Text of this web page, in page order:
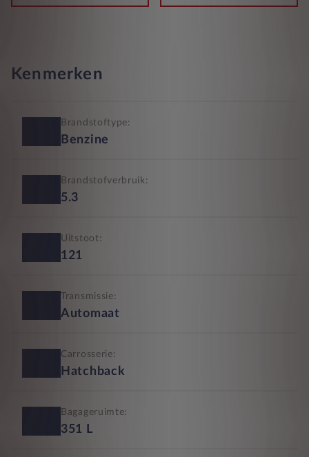
Kenmerken
Brandstoftype:
Benzine
Brandstofverbruik:
5.3
Uitstoot:
121
Transmissie:
Automaat
Carrosserie:
Hatchback
Bagageruimte:
351 L